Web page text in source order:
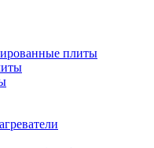
грелки
аудио-видео техники
плиты